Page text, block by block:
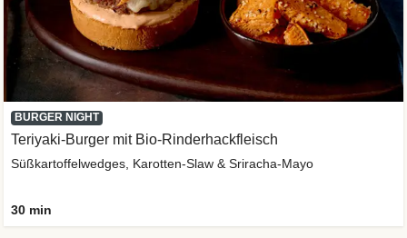
BURGER NIGHT
Teriyaki-Burger mit Bio-Rinderhackfleisch
Süßkartoffelwedges, Karotten-Slaw & Sriracha-Mayo
30 min